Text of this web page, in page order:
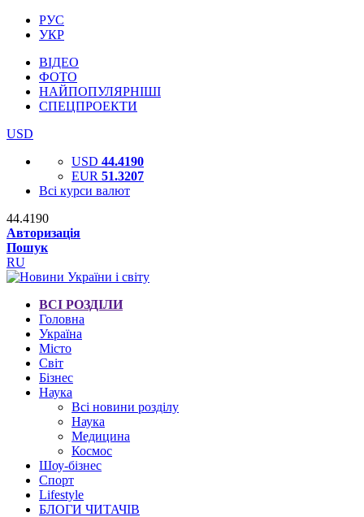
РУС
УКР
ВІДЕО
ФОТО
НАЙПОПУЛЯРНІШІ
СПЕЦПРОЕКТИ
USD
USD 44.4190
EUR 51.3207
Всі курси валют
44.4190
Авторизація
Пошук
RU
ВСІ РОЗДІЛИ
Головна
Україна
Місто
Світ
Бізнес
Наука
Всі новини розділу
Наука
Медицина
Космос
Шоу-бізнес
Спорт
Lifestyle
БЛОГИ ЧИТАЧІВ